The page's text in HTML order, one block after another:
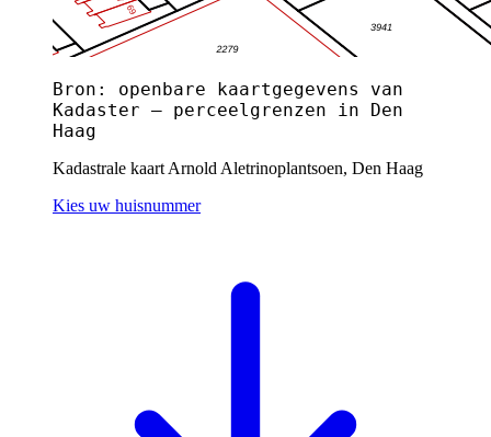
Bron: openbare kaartgegevens van
Kadaster — perceelgrenzen in Den
Haag
Kadastrale kaart Arnold Aletrinoplantsoen, Den Haag
Kies uw huisnummer